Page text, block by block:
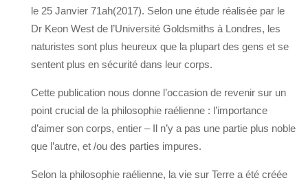
le 25 Janvier 71ah(2017). Selon une étude réalisée par le
Dr Keon West de l’Université Goldsmiths à Londres, les
naturistes sont plus heureux que la plupart des gens et se
sentent plus en sécurité dans leur corps.
Cette publication nous donne l’occasion de revenir sur un
point crucial de la philosophie raélienne : l’importance
d’aimer son corps, entier – Il n’y a pas une partie plus noble
que l’autre, et /ou des parties impures.
Selon la philosophie raélienne, la vie sur Terre a été créée